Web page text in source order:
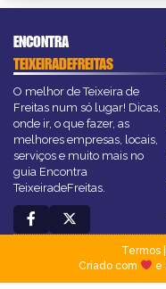
ENCONTRA
TEIXEIRADEFREITAS
O melhor de Teixeira de
Freitas num só lugar! Dicas,
onde ir, o que fazer, as
melhores empresas, locais,
serviços e muito mais no
guia Encontra
TeixeiradeFreitas.
Termos|
Criado com
e